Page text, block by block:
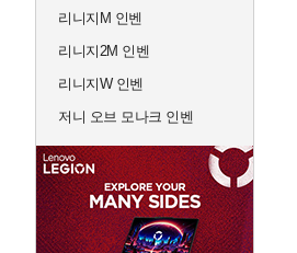
리니지M 인벤
리니지2M 인벤
리니지W 인벤
저니 오브 모나크 인벤